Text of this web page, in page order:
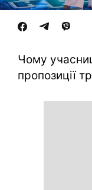
Чому
пропозиції